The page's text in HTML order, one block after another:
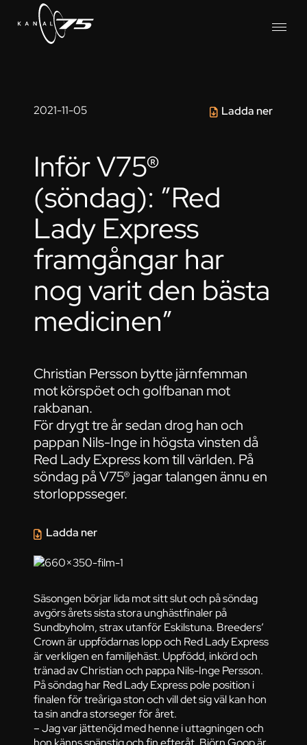
2021-11-05 Ladda ner
Inför V75®
(söndag): ”Red
Lady Express
framgångar har
nog varit den bästa
medicinen”
Christian Persson bytte järnfemman
mot körspöet och golfbanan mot
rakbanan.
För drygt tre år sedan drog han och
pappan Nils-Inge in högsta vinsten då
Red Lady Express kom till världen. På
söndag på V75® jagar talangen ännu en
storloppsseger.
Säsongen börjar lida mot sitt slut och på söndag
avgörs årets sista stora unghästfinaler på
Sundbyholm, strax utanför Eskilstuna. Breeders’
Crown är uppfödarnas lopp och Red Lady Express
är verkligen en familjehäst. Uppfödd, inkörd och
tränad av Christian och pappa Nils-Inge Persson.
På söndag har Red Lady Express pole position i
finalen för treåriga ston och vill det sig väl kan hon
ta sin andra storseger för året.
– Jag var jättenöjd med henne i uttagningen och
Ladda ner